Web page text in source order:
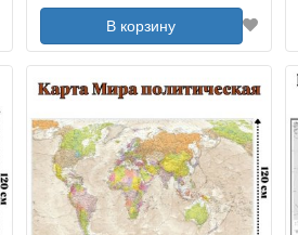
В корзину